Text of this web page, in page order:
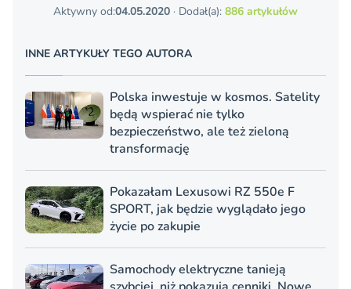
Aktywny od:04.05.2020 · Dodał(a): 886 artykułów
INNE ARTYKUŁY TEGO AUTORA
Polska inwestuje w kosmos. Satelity
będą wspierać nie tylko
bezpieczeństwo, ale też zieloną
transformację
Pokazałam Lexusowi RZ 550e F
SPORT, jak będzie wyglądało jego
życie po zakupie
Samochody elektryczne tanieją